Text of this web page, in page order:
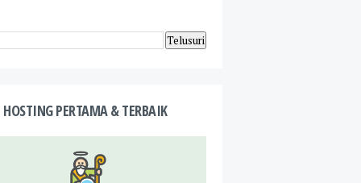
HOSTING PERTAMA & TERBAIK